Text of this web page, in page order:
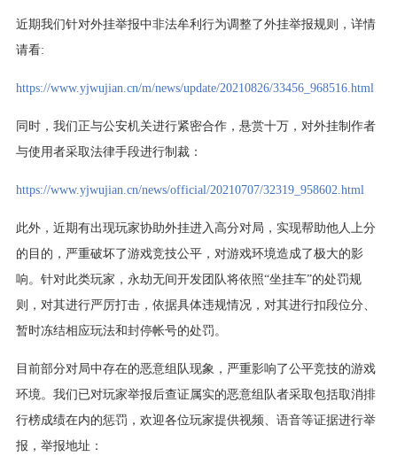
近期我们针对外挂举报中非法牟利行为调整了外挂举报规则，详情
请看:
https://www.yjwujian.cn/m/news/update/20210826/33456_968516.html
同时，我们正与公安机关进行紧密合作，悬赏十万，对外挂制作者
与使用者采取法律手段进行制裁：
https://www.yjwujian.cn/news/official/20210707/32319_958602.html
此外，近期有出现玩家协助外挂进入高分对局，实现帮助他人上分
的目的，严重破坏了游戏竞技公平，对游戏环境造成了极大的影
响。针对此类玩家，永劫无间开发团队将依照“坐挂车”的处罚规
则，对其进行严厉打击，依据具体违规情况，对其进行扣段位分、
暂时冻结相应玩法和封停帐号的处罚。
目前部分对局中存在的恶意组队现象，严重影响了公平竞技的游戏
环境。我们已对玩家举报后查证属实的恶意组队者采取包括取消排
行榜成绩在内的惩罚，欢迎各位玩家提供视频、语音等证据进行举
报，举报地址：